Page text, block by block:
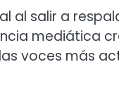
al salir a
mediática
voces más